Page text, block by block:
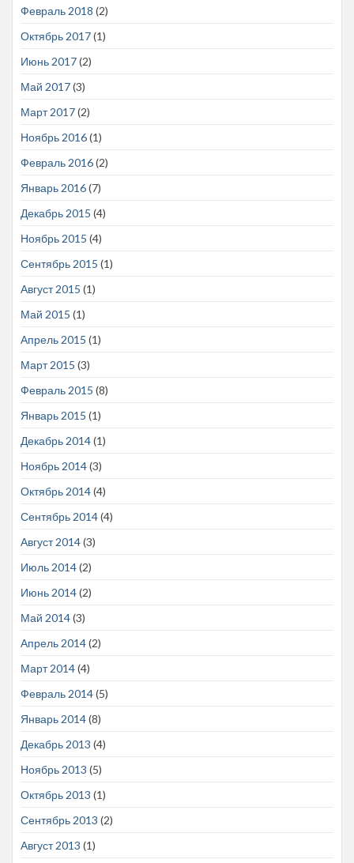
Февраль 2018 (2)
Октябрь 2017(1)
Июнь 2017(2)
Май 2017(3)
Март 2017(2)
Ноябрь 2016(1)
Февраль 2016(2)
Январь 2016(7)
Декабрь 2015 (4)
Ноябрь 2015 (4)
Сентябрь 2015 (1)
Август 2015 (1)
Май 2015 (1)
Апрель 2015 (1)
Март 2015 (3)
Февраль 2015 (8)
Январь 2015 (1)
Декабрь 2014(1)
Ноябрь 2014(3)
Октябрь 2014(4)
Сентябрь 2014(4)
Август 2014(3)
Июль 2014(2)
Июнь 2014(2)
Май 2014(3)
Апрель 2014(2)
Март 2014(4)
Февраль 2014(5)
Январь 2014(8)
Декабрь 2013 (4)
Ноябрь 2013 (5)
Октябрь 2013 (1)
Сентябрь 2013 (2)
Август 2013 (1)